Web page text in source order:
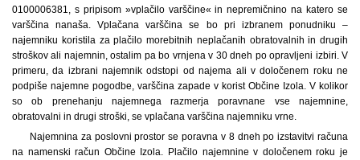
0100006381, s pripisom »vplačilo varščine« in nepremičnino na katero se
varščina nanaša. Vplačana varščina se bo pri izbranem ponudniku –
najemniku koristila za plačilo morebitnih neplačanih obratovalnih in drugih
stroškov ali najemnin, ostalim pa bo vrnjena v 30 dneh po opravljeni izbiri. V
primeru, da izbrani najemnik odstopi od najema ali v določenem roku ne
podpiše najemne pogodbe, varščina zapade v korist Občine Izola. V kolikor
so ob prenehanju najemnega razmerja poravnane vse najemnine,
obratovalni in drugi stroški, se vplačana varščina najemniku vrne.
Najemnina za poslovni prostor se poravna v 8 dneh po izstavitvi računa
na namenski račun Občine Izola. Plačilo najemnine v določenem roku je